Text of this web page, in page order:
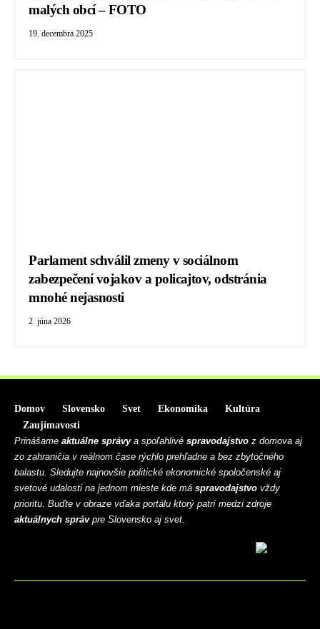
malých obcí – FOTO
19. decembra 2025
Parlament schválil zmeny v sociálnom
zabezpečení vojakov a policajtov, odstránia
mnohé nejasnosti
2. júna 2026
Domov Slovensko Svet Ekonomika
Kultúra
Zaujímavosti
Prinášame aktuálne správya spoľahlivé spravodajstvo z domova aj
zo zahraničia v reálnom čase rýchlo prehľadne a bez zbytočného
balastu. Sledujte najnovšie politické ekonomické spoločenské aj
svetové udalosti na jednom mieste kde má spravodajstvo vždy
prioritu. Buďte v obraze vďaka portálu ktorý patrí medzi zdroje
aktuálnych správpre Slovensko aj svet.